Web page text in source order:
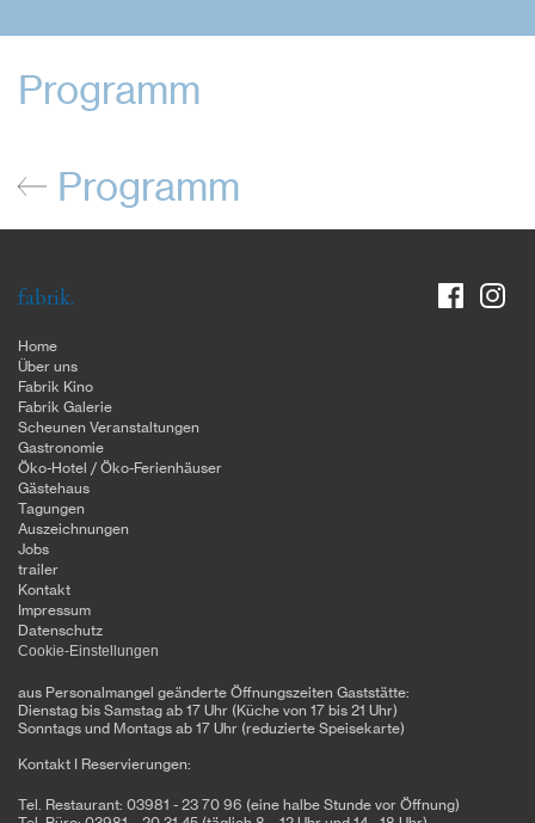
Programm
Programm
fabrik.
Home
Über uns
Fabrik Kino
Fabrik Galerie
Scheunen Veranstaltungen
Gastronomie
Öko-Hotel / Öko-Ferienhäuser
Gästehaus
Tagungen
Auszeichnungen
Jobs
trailer
Kontakt
Impressum
Datenschutz
Cookie-Einstellungen
aus Personalmangel geänderte Öffnungszeiten Gaststätte:
Dienstag bis Samstag ab 17 Uhr (Küche von 17 bis 21 Uhr)
Sonntags und Montags ab 17 Uhr (reduzierte Speisekarte)
Kontakt I Reservierungen:
Tel. Restaurant: 03981 - 23 70 96 (eine halbe Stunde vor Öffnung)